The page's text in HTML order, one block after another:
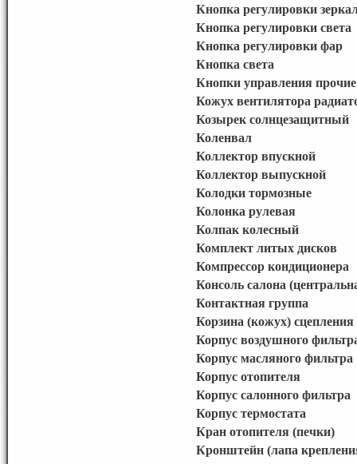
Кнопка регулировки
Кнопка регулировки света
Кнопка регулировки фар
Кнопка света
Кнопки управления
Кожух вентилятора
Козырек солнцезащитный
Коленвал
Коллектор впускной
Коллектор выпускной
Колодки тормозные
Колонка рулевая
Колпак колесный
Комплект литых дисков
Компрессор кондиционера
Консоль салона
Контактная группа
Корзина (кожух) сцепления
Корпус воздушного
Корпус масляного фильтра
Корпус отопителя
Корпус салонного фильтра
Корпус термостата
Кран отопителя (печки)
Кронштейн (лапа